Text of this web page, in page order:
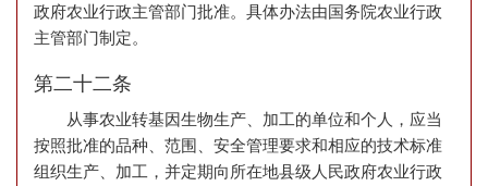
政府农业行政主管部门批准。具体办法由国务院农业行政
主管部门制定。
第二十二条
从事农业转基因生物生产、加工的单位和个人，应当
按照批准的品种、范围、安全管理要求和相应的技术标准
组织生产、加工，并定期向所在地县级人民政府农业行政